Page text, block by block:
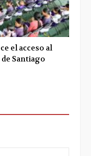
el acceso al
Santiago